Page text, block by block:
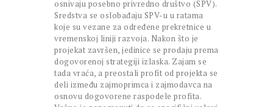
osnivaju posebno privredno društvo (SPV).
Sredstva se oslobađaju SPV-u u ratama
koje su vezane za određene prekretnice u
vremenskoj liniji razvoja. Nakon što je
projekat završen, jedinice se prodaju prema
dogovorenoj strategiji izlaska. Zajam se
tada vraća, a preostali profit od projekta se
deli između zajmoprimca i zajmodavca na
osnovu dogovorene raspodele profita.